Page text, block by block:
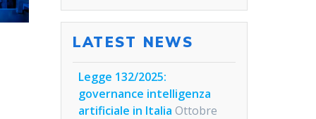
LATEST NEWS
Legge 132/2025:
governance intelligenza
artificiale in Italia Ottobre